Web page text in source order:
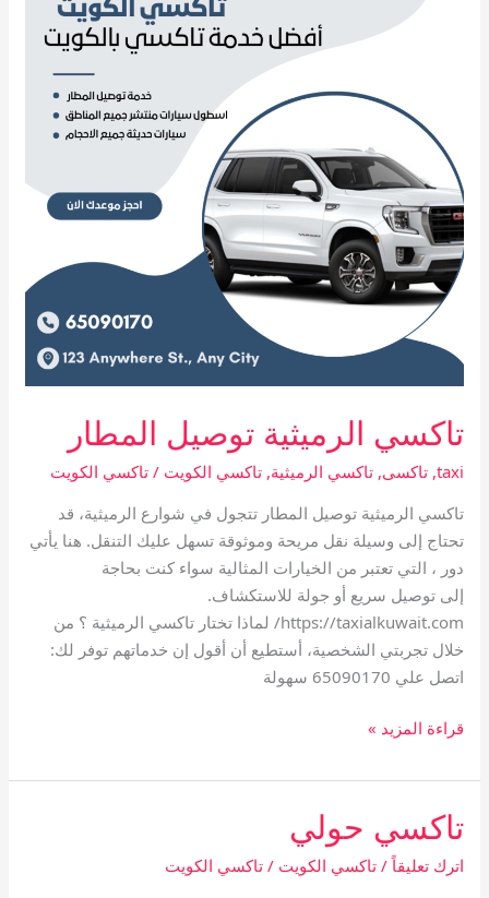
تاكسي الرميثية توصيل المطار
taxi
,تاكسى,تاكسي الرميثية,تاكسي الكويت /تاكسي الكويت
تاكسي الرميثية توصيل المطار تتجول في شوارع الرميثية، قد
تحتاج إلى وسيلة نقل مريحة وموثوقة تسهل عليك التنقل. هنا يأتي
دور ، التي تعتبر من الخيارات المثالية سواء كنت بحاجة
إلى توصيل سريع أو جولة للاستكشاف.
https://taxialkuwait.com/ لماذا تختار تاكسي الرميثية ؟ من
خلال تجربتي الشخصية، أستطيع أن أقول إن خدماتهم توفر لك:
اتصل علي 65090170 سهولة
قراءة المزيد »
تاكسي حولي
اترك تعليقاً /تاكسي الكويت /تاكسي الكويت
تاكسي
حولي